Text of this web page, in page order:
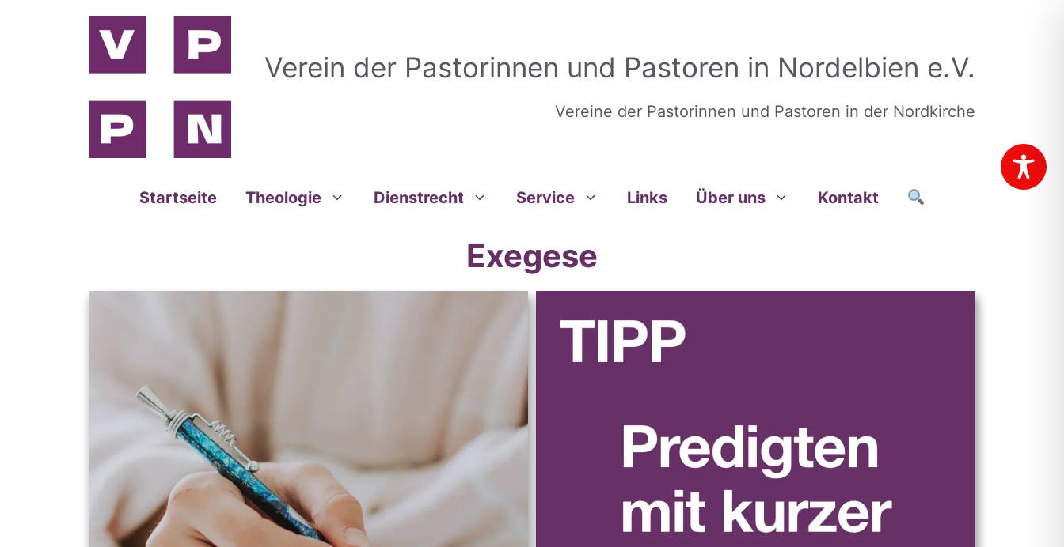
Verein der Pastorinnen und Pastoren in Nordelbien e.V.
Vereine der Pastorinnen und Pastoren in der Nordkirche
Startseite Theologie Dienstrecht Service Links Über uns Kontakt
Exegese